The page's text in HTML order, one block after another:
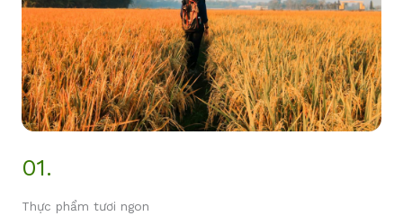
01.
Thực phẩm tươi ngon